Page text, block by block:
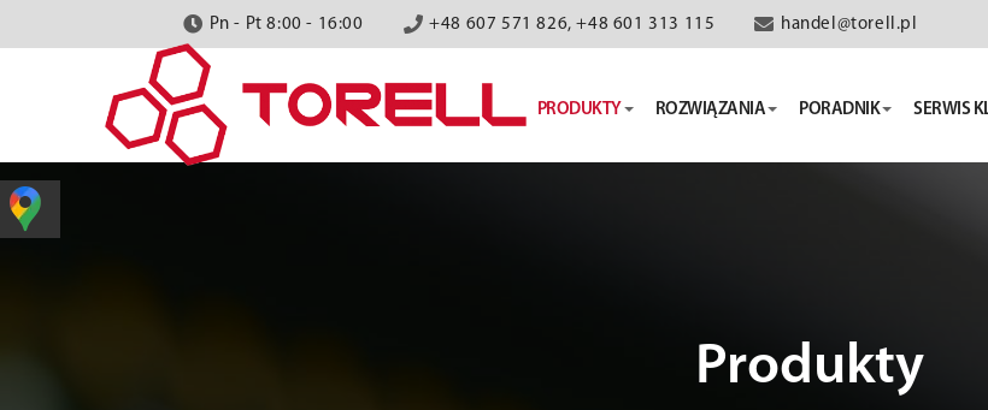
Pn - Pt 8:00 - 16:00 +48 607 571 826, +48 601 313 115 handel@torell.pl
PRODUKTY ROZWIĄZANIA PORADNIK SERWIS
Produkty